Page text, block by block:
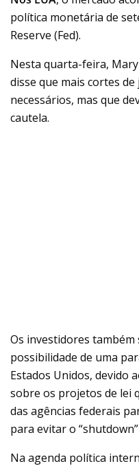
política monetária de
Reserve (Fed).
Nesta quarta-feira, Mary
disse que mais cortes
necessários, mas que
cautela.
Os investidores também
possibilidade de uma
Estados Unidos, devido
sobre os projetos de lei
das agências federais
para evitar o
Na agenda política